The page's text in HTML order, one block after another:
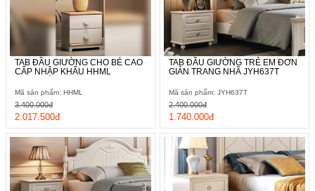
TAB ĐẦU GIƯỜNG CHO BÉ CAO
CẤP NHẬP KHẨU HHML
Mã sản phẩm: HHML
2.017.500đ
3.400.000đ
TAB ĐẦU GIƯỜNG TRẺ EM ĐƠN
GIẢN TRANG NHÃ JYH637T
Mã sản phẩm: JYH637T
1.740.000đ
2.400.000đ